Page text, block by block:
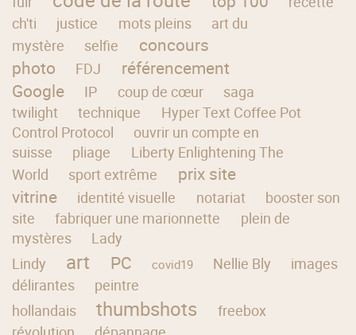
ch'ti
justice mots pleins
art du
mystère
selfie
concours
photo
FDJ
référencement
Google
IP coup de cœur
saga
twilight
technique
Hyper Text Coffee Pot
Control Protocol
ouvrir un compte en
suisse
pliage
Liberty Enlightening The
World
sport extrême
prix site
vitrine
identité visuelle notariat
booster son
site
fabriquer une marionnette
plein de
mystères
Lady
Lindy
art PC covid19 Nellie Bly
images
délirantes
peintre
hollandais
thumbshots
freebox